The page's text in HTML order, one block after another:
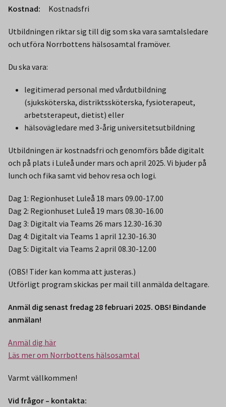
Kostnad:
Kostnadsfri
Utbildningen riktar sig till dig som ska vara samtalsledare
och utföra Norrbottens hälsosamtal framöver.
Du ska vara:
legitimerad personal med vårdutbildning
(sjuksköterska, distriktssköterska, fysioterapeut,
arbetsterapeut, dietist) eller
hälsovägledare med 3-årig universitetsutbildning
Utbildningen är kostnadsfri och genomförs både digitalt
och på plats i Luleå under mars och april 2025. Vi bjuder på
lunch och fika samt vid behov resa och logi.
Dag 1: Regionhuset Luleå 18 mars 09.00-17.00
Dag 2: Regionhuset Luleå 19 mars 08.30-16.00
Dag 3: Digitalt via Teams 26 mars 12.30-16.30
Dag 4: Digitalt via Teams 1 april 12.30-16.30
Dag 5: Digitalt via Teams 2 april 08.30-12.00
(OBS! Tider kan komma att justeras.)
Utförligt program skickas per mail till anmälda deltagare.
Anmäl dig senast fredag 28 februari 2025. OBS! Bindande
anmälan!
Anmäl dig här
Läs mer om Norrbottens hälsosamtal
Varmt vällkommen!
Vid frågor – kontakta: